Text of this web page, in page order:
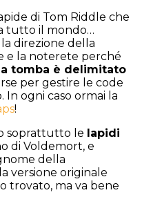
di Tom Riddle che
tutto il mondo…
direzione della
e la noterete perché
tomba è delimitato
per gestire le code
ogni caso ormai la
!
soprattutto le lapidi
di Voldemort, e
della
versione originale
trovato, ma va bene